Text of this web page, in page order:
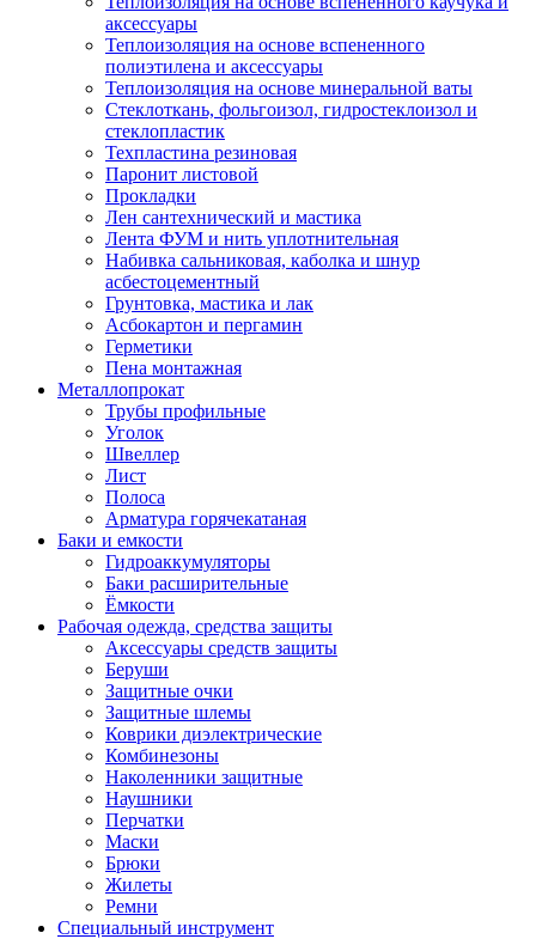
аксессуары
Теплоизоляция на основе вспененного
полиэтилена и аксессуары
Теплоизоляция на основе минеральной ваты
Стеклоткань, фольгоизол, гидростеклоизол и
стеклопластик
Техпластина резиновая
Паронит листовой
Прокладки
Лен сантехнический и мастика
Лента ФУМ и нить уплотнительная
Набивка сальниковая, каболка и шнур
асбестоцементный
Грунтовка, мастика и лак
Асбокартон и пергамин
Герметики
Пена монтажная
Металлопрокат
Трубы профильные
Уголок
Швеллер
Лист
Полоса
Арматура горячекатаная
Баки и емкости
Гидроаккумуляторы
Баки расширительные
Ёмкости
Рабочая одежда, средства защиты
Аксессуары средств защиты
Беруши
Защитные очки
Защитные шлемы
Коврики диэлектрические
Комбинезоны
Наколенники защитные
Наушники
Перчатки
Маски
Брюки
Жилеты
Ремни
Специальный инструмент